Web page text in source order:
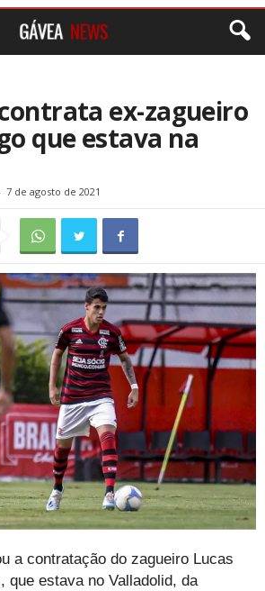
ex-zagueiro
que estava na
7 de agosto de 2021
a contratação do zagueiro Lucas
que estava no Valladolid, da